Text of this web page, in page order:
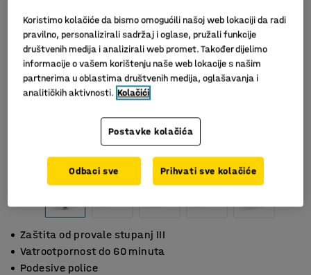
Zaštita od provale stupanj III
Vatrootpornost do 60 minuta
Podesive police
Koristimo kolačiće da bismo omogućili našoj web lokaciji da radi
pravilno, personalizirali sadržaj i oglase, pružali funkcije
društvenih medija i analizirali web promet. Također dijelimo
informacije o vašem korištenju naše web lokacije s našim
partnerima u oblastima društvenih medija, oglašavanja i
analitičkih aktivnosti. Kolačići
Postavke kolačića
Odbaci sve Prihvati sve kolačiće